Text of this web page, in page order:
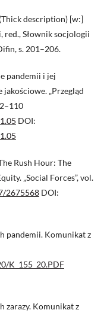
description) [w:]
red., Słownik socjologii
s. 201–206.
pandemii i jej
„Przegląd
DOI:
Rush Hour: The
„Social Forces”, vol.
2675568 DOI:
pandemii. Komunikat z
K_155_20.PDF
zarazy. Komunikat z